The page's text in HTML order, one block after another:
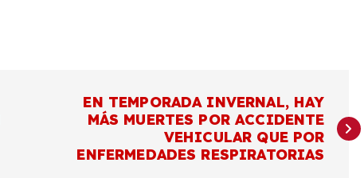
EN TEMPORADA INVERNAL, HAY
MÁS MUERTES POR ACCIDENTE
VEHICULAR QUE POR
ENFERMEDADES RESPIRATORIAS